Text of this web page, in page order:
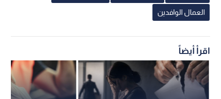
العمال الوافدين
اقرأ أيضاً